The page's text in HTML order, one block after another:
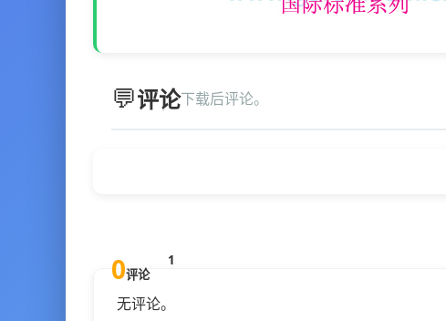
评论下载后评论。
0评论
1
无评论。